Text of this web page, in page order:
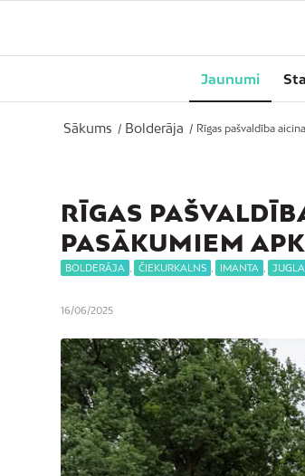
Jaunumi
Sākums / Bolderāja / Rīgas pašvaldība
RĪGAS
PASĀKUMIEM
BOLDERĀJA ČIEKURKALNS IMANTA JUGLA
16/06/2025